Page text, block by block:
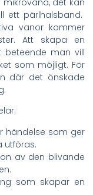
ett pärlhalsband.
vanor kommer
Att skapa en
man vill
som möjligt. För
där det önskade
händelse som ger
utföras.
av den blivande
som skapar en